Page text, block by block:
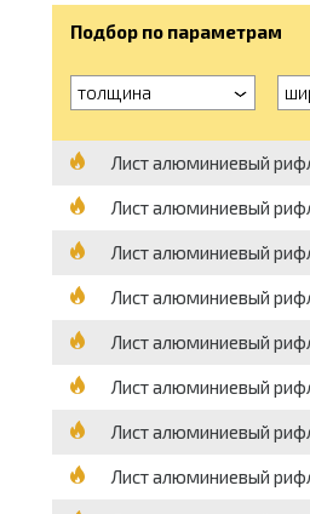
Подбор по параметрам
толщина
Лист алюминиевый
Лист алюминиевый
Лист алюминиевый
Лист алюминиевый
Лист алюминиевый
Лист алюминиевый
Лист алюминиевый
Лист алюминиевый